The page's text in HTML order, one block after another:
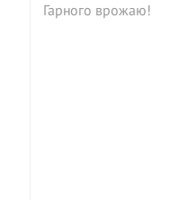
Гарного врожаю!